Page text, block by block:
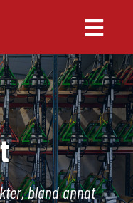
Toggle
bland annat